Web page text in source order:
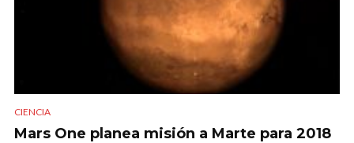
CIENCIA
Mars One planea misión a Marte para 2018